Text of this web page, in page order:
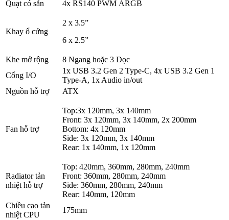
Quạt có sẵn
4x RS140 PWM ARGB
Khay ổ cứng
2 x 3.5”
6 x 2.5”
Khe mở rộng
8 Ngang hoặc 3 Dọc
Cổng I/O
1x USB 3.2 Gen 2 Type-C, 4x USB 3.2 Gen 1
Type-A, 1x Audio in/out
Nguồn hỗ trợ
ATX
Fan hỗ trợ
Top:3x 120mm, 3x 140mm
Front: 3x 120mm, 3x 140mm, 2x 200mm
Bottom: 4x 120mm
Side: 3x 120mm, 3x 140mm
Rear: 1x 140mm, 1x 120mm
Radiator tản
nhiệt hỗ trợ
Top: 420mm, 360mm, 280mm, 240mm
Front: 360mm, 280mm, 240mm
Side: 360mm, 280mm, 240mm
Rear: 140mm, 120mm
Chiều cao tản
nhiệt CPU
175mm